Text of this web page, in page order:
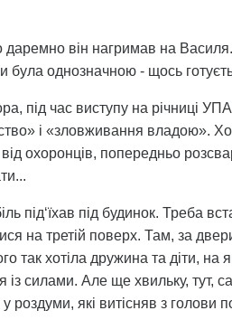
даремно він нагримав на
була однозначною - щось
під час виступу на річниці
і «зловживання владою».
від охоронців, попередньо
під‘їхав під будинок. Треба
на третій поверх. Там, за
так хотіла дружина та діти,
із силами. Але ще хвильку, тут,
роздуми, які витісняв з голови